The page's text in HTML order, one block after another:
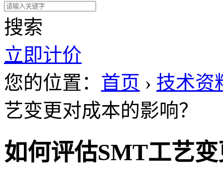
搜索
立即计价
您的位置： 首页 › 技术资
艺变更对成本的影响？
如何评估SMT工艺